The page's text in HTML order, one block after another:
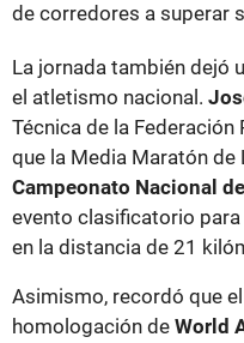
de corredores a superar
La jornada también dejó
el atletismo nacional.
Técnica de la
que la Media Maratón de
Campeonato Nacional
evento clasificatorio
en la distancia de 21
Asimismo, recordó que
homologación de World